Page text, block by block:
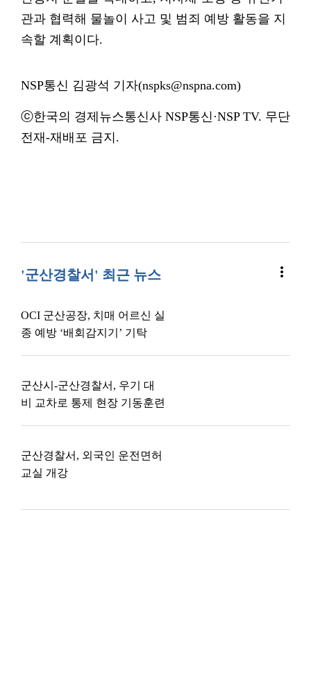
관과 협력해 물놀이 사고 및 범죄 예방 활동을 지
속할 계획이다.
NSP통신 김광석 기자(nspks@nspna.com)
ⓒ한국의 경제뉴스통신사 NSP통신·NSP TV. 무단
전재-재배포 금지.
'군산경찰서' 최근 뉴스 more_vert
OCI 군산공장, 치매 어르신 실
종 예방 ‘배회감지기’ 기탁
군산시-군산경찰서, 우기 대
비 교차로 통제 현장 기동훈련
군산경찰서, 외국인 운전면허
교실 개강